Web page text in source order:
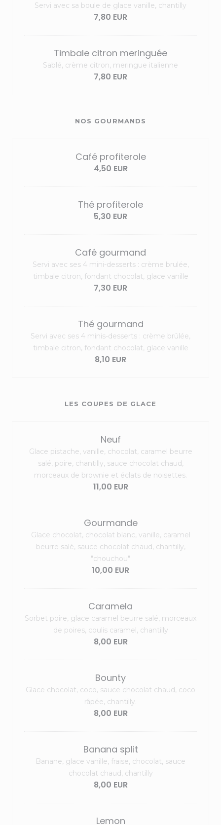
Servi avec sa boule de glace vanille, chantilly
7,80 EUR
Timbale citron meringuée
Sablé, crème citron, meringue italienne
7,80 EUR
NOS GOURMANDS
Café profiterole
4,50 EUR
Thé profiterole
5,30 EUR
Café gourmand
Servi avec ses 4 mini-desserts : crème brulée,
timbale citron, fondant chocolat, glace vanille
7,30 EUR
Thé gourmand
Servi avec ses 4 minis-desserts : crème brûlée,
timbale citron, fondant chocolat, glace vanille
8,10 EUR
LES COUPES DE GLACE
Neuf
Glace pistache, vanille, chocolat, caramel beurre
salé, poire, chantilly, sauce chocolat chaud,
morceaux de brownie et éclats de noisettes.
11,00 EUR
Gourmande
Glace chocolat, chocolat blanc, vanille, caramel
beurre salé, sauce chocolat chaud, chantilly,
"chouchou"
10,00 EUR
Caramela
Sorbet poire, glace caramel beurre salé, morceaux
de poires, coulis caramel, chantilly
8,00 EUR
Bounty
Glace chocolat, coco, sauce chocolat chaud, coco
râpée, chantilly.
8,00 EUR
Banana split
Banane, glace vanille, fraise, chocolat, sauce
chocolat chaud, chantilly
8,00 EUR
Lemon